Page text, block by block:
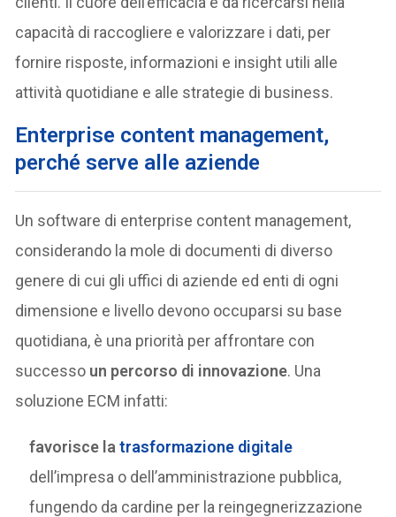
capacità di raccogliere e valorizzare i dati, per
fornire risposte, informazioni e insight utili alle
attività quotidiane e alle strategie di business.
Enterprise content management,
perché serve alle aziende
Un software di enterprise content management,
considerando la mole di documenti di diverso
genere di cui gli uffici di aziende ed enti di ogni
dimensione e livello devono occuparsi su base
quotidiana, è una priorità per affrontare con
successo un percorso di innovazione. Una
soluzione ECM infatti:
favorisce latrasformazione digitale
dell’impresa o dell’amministrazione pubblica,
fungendo da cardine per la reingegnerizzazione